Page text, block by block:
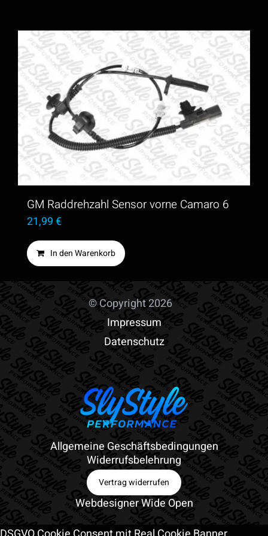
GM Raddrehzahl Sensor vorne Camaro 6
21,99€
In den Warenkorb
© Copyright 2026
Impressum
Datenschutz
Allgemeine Geschäftsbedingungen
Widerrufsbelehrung
Vertrag widerrufen
Webdesigner Wide Open